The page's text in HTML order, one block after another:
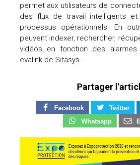
permet aux utilisateurs de
des flux de travail intelligents et
processus opérationnels. En
peuvent indexer, rechercher,
vidéos en fonction des
evalink de Sitasys.
Partager
Facebook Twitter
Whatsapp